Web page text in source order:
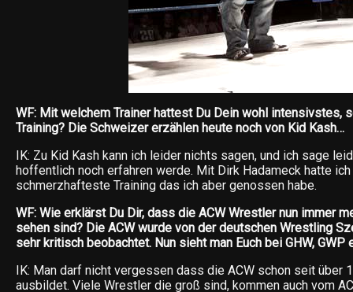
WF: Mit welchem Trainer hattest Du Dein wohl intensivstes,
Training? Die Schweizer erzählen heute noch von Kid Kash…
IK: Zu Kid Kash kann ich leider nichts sagen, und ich sage
hoffentlich noch erfahren werde. Mit Dirk Hadameck hatte
schmerzhafteste Training das ich aber genossen habe.
WF: Wie erklärst Du Dir, dass die ACW Wrestler nun immer
sehen sind? Die ACW wurde von der deutschen Wrestling
sehr kritisch beobachtet. Nun sieht man Euch bei GHW, GWP
IK: Man darf nicht vergessen dass die ACW schon seit über
ausbildet. Viele Wrestler die groß sind, kommen auch vom